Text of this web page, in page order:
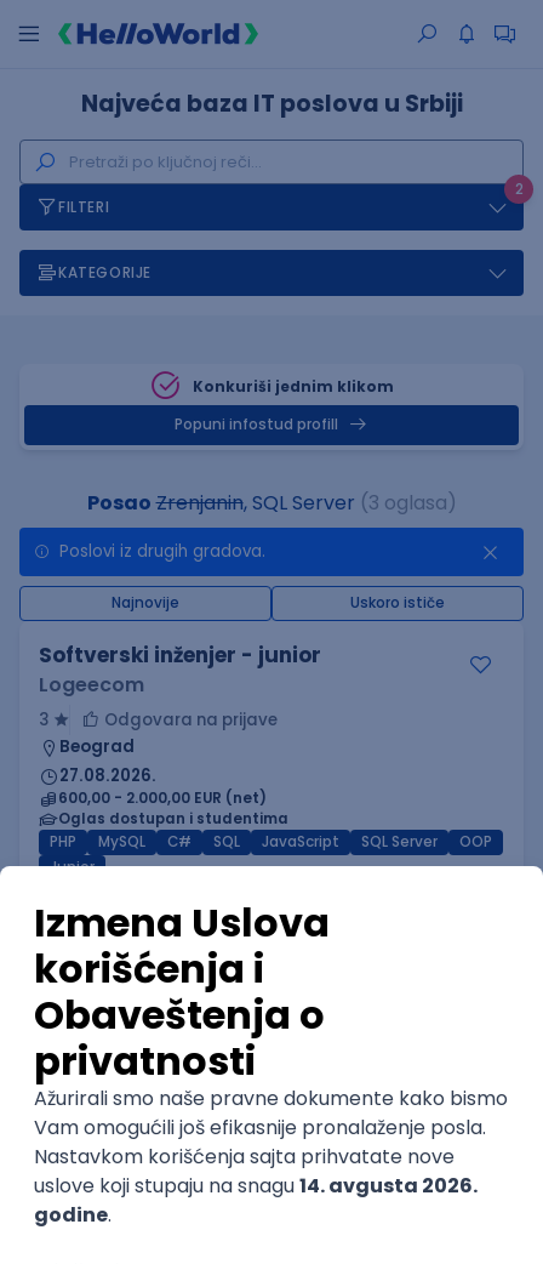
Najveća baza IT poslova u Srbiji
2
FILTERI
KATEGORIJE
Konkuriši jednim klikom
Popuni infostud profill
PosaoZrenjanin, SQL Server (3 oglasa)
Poslovi iz drugih gradova.
Najnovije Uskoro ističe
Softverski inženjer - junior
Logeecom
3
Odgovara na prijave
Beograd
27.08.2026.
600,00 - 2.000,00 EUR (net)
Oglas dostupan i studentima
PHP
MySQL C# SQL JavaScript SQL Server
OOP
Junior
Power BI Specialist
GeminiSix d.o.o.
Beograd | Hibrid
27.08.2026.
SharePoint SQL Server
REST
Agile Intermediate
MS Dynamics 365 F&O Technical
Consultant
GET - Global Engineering Technologies
3.4